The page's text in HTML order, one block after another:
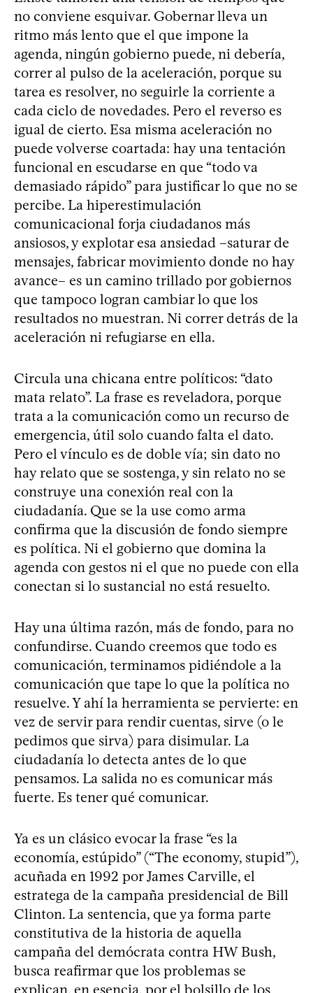
no conviene esquivar. Gobernar lleva un
ritmo más lento que el que impone la
agenda, ningún gobierno puede, ni debería,
correr al pulso de la aceleración, porque su
tarea es resolver, no seguirle la corriente a
cada ciclo de novedades. Pero el reverso es
igual de cierto. Esa misma aceleración no
puede volverse coartada: hay una tentación
funcional en escudarse en que “todo va
demasiado rápido” para justificar lo que no se
percibe. La hiperestimulación
comunicacional forja ciudadanos más
ansiosos, y explotar esa ansiedad –saturar de
mensajes, fabricar movimiento donde no hay
avance– es un camino trillado por gobiernos
que tampoco logran cambiar lo que los
resultados no muestran. Ni correr detrás de la
aceleración ni refugiarse en ella.
Circula una chicana entre políticos: “dato
mata relato”. La frase es reveladora, porque
trata a la comunicación como un recurso de
emergencia, útil solo cuando falta el dato.
Pero el vínculo es de doble vía; sin dato no
hay relato que se sostenga, y sin relato no se
construye una conexión real con la
ciudadanía. Que se la use como arma
confirma que la discusión de fondo siempre
es política. Ni el gobierno que domina la
agenda con gestos ni el que no puede con ella
conectan si lo sustancial no está resuelto.
Hay una última razón, más de fondo, para no
confundirse. Cuando creemos que todo es
comunicación, terminamos pidiéndole a la
comunicación que tape lo que la política no
resuelve. Y ahí la herramienta se pervierte: en
vez de servir para rendir cuentas, sirve (o le
pedimos que sirva) para disimular. La
ciudadanía lo detecta antes de lo que
pensamos. La salida no es comunicar más
fuerte. Es tener qué comunicar.
Ya es un clásico evocar la frase “es la
economía, estúpido” (“The economy, stupid”),
acuñada en 1992 por James Carville, el
estratega de la campaña presidencial de Bill
Clinton. La sentencia, que ya forma parte
constitutiva de la historia de aquella
campaña del demócrata contra HW Bush,
busca reafirmar que los problemas se